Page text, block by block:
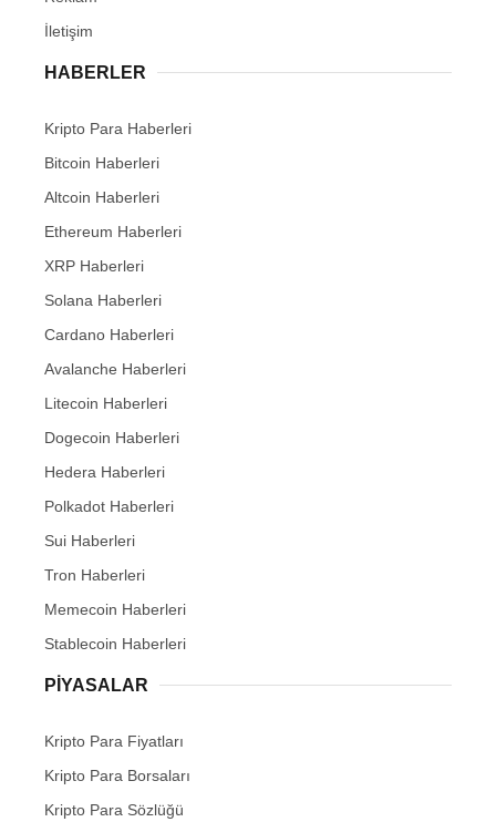
İletişim
HABERLER
Kripto Para Haberleri
Bitcoin Haberleri
Altcoin Haberleri
Ethereum Haberleri
XRP Haberleri
Solana Haberleri
Cardano Haberleri
Avalanche Haberleri
Litecoin Haberleri
Dogecoin Haberleri
Hedera Haberleri
Polkadot Haberleri
Sui Haberleri
Tron Haberleri
Memecoin Haberleri
Stablecoin Haberleri
PIYASALAR
Kripto Para Fiyatları
Kripto Para Borsaları
Kripto Para Sözlüğü